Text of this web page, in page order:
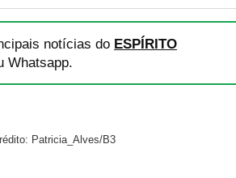
notícias do ESPÍRITO
Whatsapp.
Patricia_Alves/B3